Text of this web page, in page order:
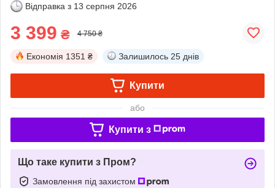
Відправка з 13 серпня 2026
3 399 ₴ 4 750 ₴
Економія 1351 ₴ Залишилось 25 днів
Купити
або
Купити з
Що таке купити з Пром?
Замовлення під захистом